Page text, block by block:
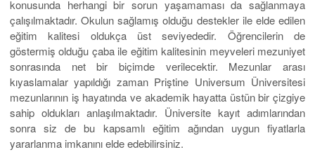
konusunda herhangi bir sorun yaşamaması da sağlanmaya
çalışılmaktadır. Okulun sağlamış olduğu destekler ile elde edilen
eğitim kalitesi oldukça üst seviyededir. Öğrencilerin de
göstermiş olduğu çaba ile eğitim kalitesinin meyveleri mezuniyet
sonrasında net bir biçimde verilecektir. Mezunlar arası
kıyaslamalar yapıldığı zaman Priştine Universum Üniversitesi
mezunlarının iş hayatında ve akademik hayatta üstün bir çizgiye
sahip oldukları anlaşılmaktadır. Üniversite kayıt adımlarından
sonra siz de bu kapsamlı eğitim ağından uygun fiyatlarla
yararlanma imkanını elde edebilirsiniz.